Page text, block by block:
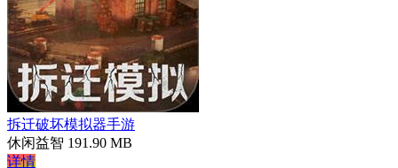
拆迁破坏模拟器手游
休闲益智 191.90 MB
详情